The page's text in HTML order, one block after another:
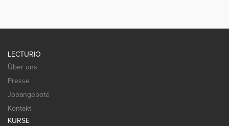
LECTURIO
Über uns
Presse
Jobangebote
Kontakt
KURSE